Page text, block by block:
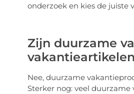
onderzoek en kies de juiste
Zijn duurzame
Nee, duurzame
Sterker nog: veel